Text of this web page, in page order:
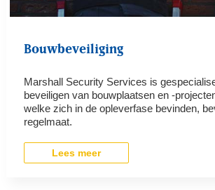
Bouwbeveiliging
Marshall Security Services is
beveiligen van bouwplaatsen en -
welke zich in de opleverfase bevinden,
regelmaat.
Lees meer